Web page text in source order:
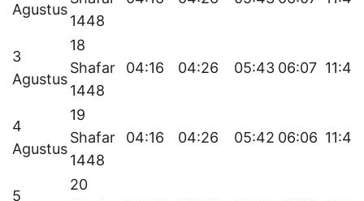
Agustus
1448
3
Agustus
18
Shafar
1448
04:16 04:26 05:43 06:07 11:41
4
Agustus
19
Shafar
1448
04:16 04:26 05:42 06:06 11:41
5
20